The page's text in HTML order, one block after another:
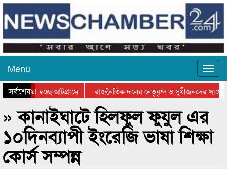
Menu
সর্বশেষ
যাওয়া হচ্ছে আটগ্রামে
রাজনৈতিক দলের নেতৃবৃন্দ ও সুধীজনদের সাথে
পুরস্কার বিতরণ সম্পন্ন
সিলেটে বাংলাদেশ গ্রুপ থিয়েটার ফেডারেশানের
» কানাইঘাটে হিলফুল ফুযুল এর
১০দিনব্যাপী ইংরেজি ভাষা শিক্ষা
কোর্স সম্পন্ন